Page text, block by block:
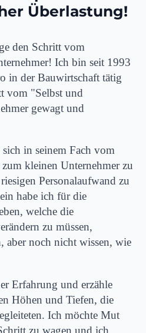
Überlastung!
den Schritt vom
Ich bin seit 1993
in der Bauwirtschaft tätig
vom "Selbst und
gewagt und
in seinem Fach vom
kleinen Unternehmer zu
Personalaufwand zu
habe ich für die
welche die
zu müssen,
aber noch nicht wissen, wie
Erfahrung und erzähle
Höhen und Tiefen, die
Ich möchte Mut
zu wagen und ich